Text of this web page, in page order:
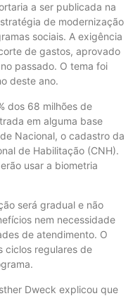
a ser publicada na
de modernização
sociais. A exigência
de gastos, aprovado
passado. O tema foi
deste ano.
dos 68 milhões de
em alguma base
Nacional, o cadastro da
de Habilitação (CNH).
usar a biometria
será gradual e não
nem necessidade
de atendimento. O
ciclos regulares de
Dweck explicou que